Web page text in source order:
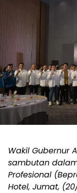
Wakil Gubernur
sambutan
Profesional
Hotel, Jumat,